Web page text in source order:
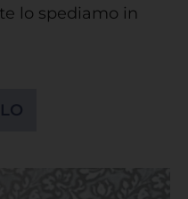
lo spediamo in